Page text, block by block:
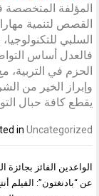
المؤلفة المتخصصة
القصص لتنمية
السلبي
فالعدل أساس
الحزم في التربية،
وإبراز الخير من
يقطع كافة حبال
in Uncategorized
تصفّح
المقالات
الواعدين الفائز بجائزة
عن “بادنغتون”: الفيلم